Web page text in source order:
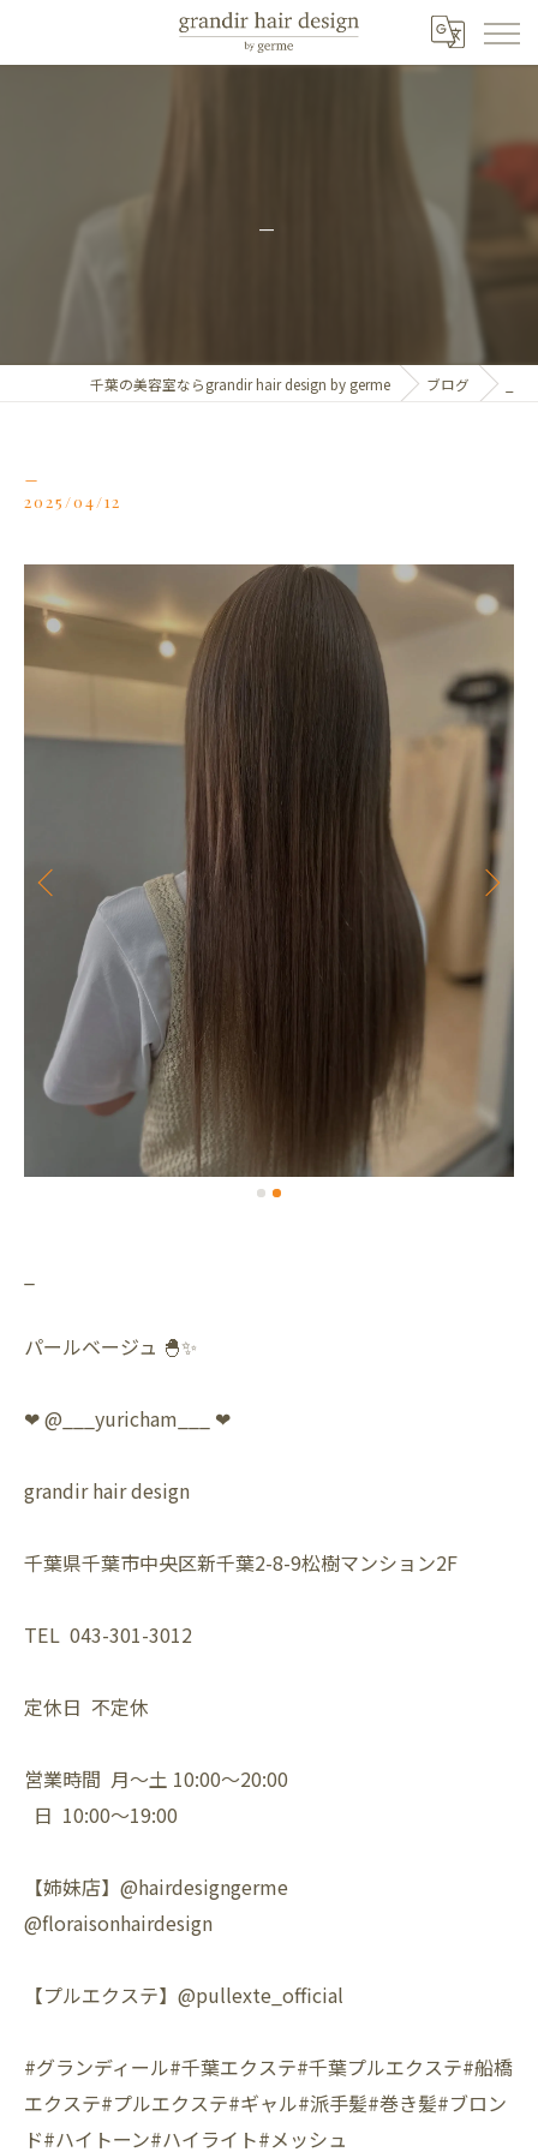
千葉の美容室ならgrandir hair design by germe ブログ
2025/04/12
パールベージュ 🐣✨
❤︎ @___yuricham___ ❤︎
grandir hair design
千葉県千葉市中央区新千葉2-8-9松樹マンション2F
TEL 043-301-3012
定休日 不定休
営業時間 月〜土 10:00〜20:00
日 10:00〜19:00
【姉妹店】@hairdesigngerme
@floraisonhairdesign
【プルエクステ】@pullexte_official
#グランディール#千葉エクステ#千葉プルエクステ#船橋
エクステ#プルエクステ#ギャル#派手髪#巻き髪#ブロン
ド#ハイトーン#ハイライト#メッシュ